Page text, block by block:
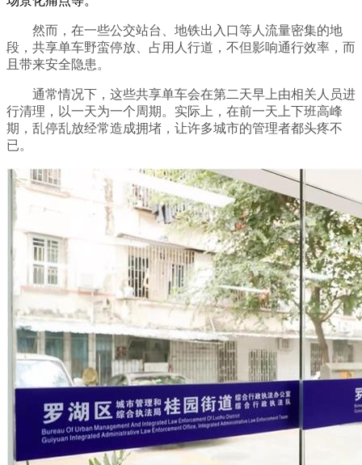
然而，在一些公交站台、地铁出入口等人流量密集的地
段，共享单车野蛮停放、占用人行道，不但影响通行效率，而
且带来安全隐患。
通常情况下，这些共享单车会在第二天早上由相关人员进
行清理，以一天为一个周期。实际上，在前一天上下班高峰
期，乱停乱放经常造成拥堵，让许多城市的管理者都头疼不
已。